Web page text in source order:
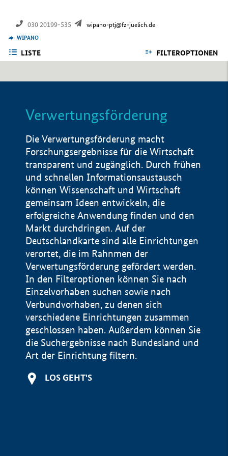
030 20199-535 wipano-ptj@fz-juelich.de
WIPANO
LISTE FILTEROPTIONEN
Verwertungsförderung
Die Verwertungsförderung macht
Forschungsergebnisse für die Wirtschaft
transparent und zugänglich. Durch frühen
und schnellen Informationsaustausch
können Wissenschaft und Wirtschaft
gemeinsam Ideen entwickeln, die
erfolgreiche Anwendung finden und den
Markt durchdringen. Auf der
Deutschlandkarte sind alle Einrichtungen
verortet, die im Rahnmen der
Verwertungsförderung gefördert werden.
In den Filteroptionen können Sie nach
Einzelvorhaben suchen sowie nach
Verbundvorhaben, zu denen sich
verschiedene Einrichtungen zusammen
geschlossen haben. Außerdem können Sie
die Suchergebnisse nach Bundesland und
Art der Einrichtung filtern.
LOS GEHT'S